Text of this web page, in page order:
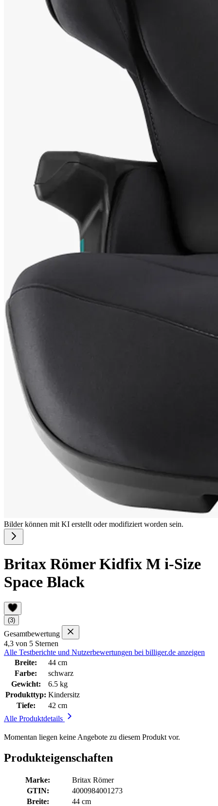
Bilder können mit KI erstellt oder modifiziert worden sein.
Britax Römer Kidfix M i-Size
Space Black
(3)
Gesamtbewertung
4,3 von 5 Sternen
Alle Testberichte und Nutzerbewertungen bei billiger.de anzeigen
Breite:
44 cm
Farbe:
schwarz
Gewicht:
6.5 kg
Produkttyp: Kindersitz
Tiefe:
42 cm
Alle Produktdetails
Momentan liegen keine Angebote zu diesem Produkt vor.
Produkteigenschaften
Marke:
Britax Römer
GTIN:
4000984001273
Breite:
44 cm